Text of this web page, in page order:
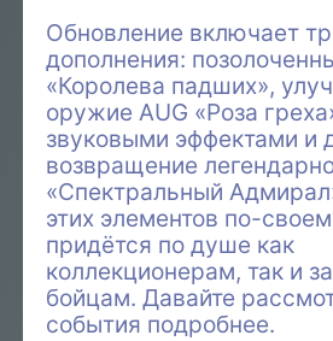
Обновление включает
дополнения:
«Королева падших»,
оружие AUG «Роза
звуковыми эффектами и
возвращение
«Спектральный
этих элементов по-
придётся по душе как
коллекционерам, так и
бойцам. Давайте
события подробнее.